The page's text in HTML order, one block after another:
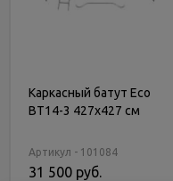
Каркасный батут Eco
BT14-3 427х427 см
Артикул - 101084
31 500 руб.